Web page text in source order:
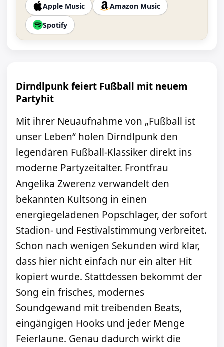
Apple Music
Amazon Music
Spotify
Dirndlpunk feiert Fußball mit neuem
Partyhit
Mit ihrer Neuaufnahme von „Fußball ist
unser Leben“ holen Dirndlpunk den
legendären Fußball-Klassiker direkt ins
moderne Partyzeitalter. Frontfrau
Angelika Zwerenz verwandelt den
bekannten Kultsong in einen
energiegeladenen Popschlager, der sofort
Stadion- und Festivalstimmung verbreitet.
Schon nach wenigen Sekunden wird klar,
dass hier nicht einfach nur ein alter Hit
kopiert wurde. Stattdessen bekommt der
Song ein frisches, modernes
Soundgewand mit treibenden Beats,
eingängigen Hooks und jeder Menge
Feierlaune. Genau dadurch wirkt die